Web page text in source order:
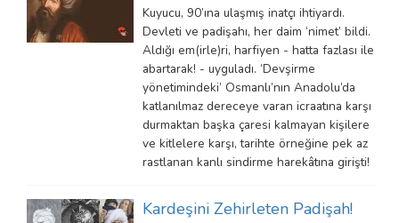
Kuyucu, 90’ına ulaşmış inatçı ihtiyardı.
Devleti ve padişahı, her daim ‘nimet’ bildi.
Aldığı em(irle)ri, harfiyen - hatta fazlası ile
abartarak! - uyguladı. ‘Devşirme
yönetimindeki’ Osmanlı’nın Anadolu’da
katlanılmaz dereceye varan icraatına karşı
durmaktan başka çaresi kalmayan kişilere
ve kitlelere karşı, tarihte örneğine pek az
rastlanan kanlı sindirme harekâtına girişti!
Kardeşini Zehirleten Padişah!